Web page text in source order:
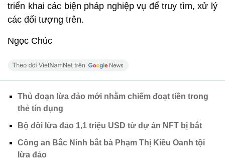
triển khai các biện pháp nghiệp vụ để truy tìm, xử lý
các đối tượng trên.
Ngọc Chúc
Thủ đoạn lừa đảo mới nhằm chiếm đoạt tiền trong
thẻ tín dụng
Bộ đôi lừa đảo 1,1 triệu USD từ dự án NFT bị bắt
Công an Bắc Ninh bắt bà Phạm Thị Kiều Oanh tội
lừa đảo